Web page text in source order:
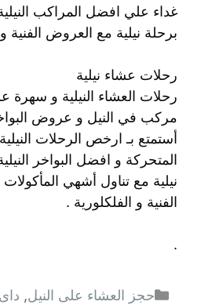
غداء علي افضل المراكب
برحلة نيلية مع العروض الفنية
رحلات عشاء نيلية
رحلات العشاء النيلية و
مركب في النيل و عروض البواخر
أستمتع بـ ارخص الرحلات
المتحركة و افضل البواخر
نيلية مع تناول أشهي
الفنية و الفلكلورية .
.
التصنيفات
حجز العشاء على النيل,